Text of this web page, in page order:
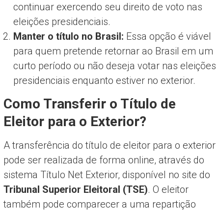
continuar exercendo seu direito de voto nas
eleições presidenciais.
Manter o título no Brasil: Essa opção é viável
para quem pretende retornar ao Brasil em um
curto período ou não deseja votar nas eleições
presidenciais enquanto estiver no exterior.
Como Transferir o Título de
Eleitor para o Exterior?
A transferência do título de eleitor para o exterior
pode ser realizada de forma online, através do
sistema Título Net Exterior, disponível no site do
Tribunal Superior Eleitoral (TSE). O eleitor
também pode comparecer a uma repartição